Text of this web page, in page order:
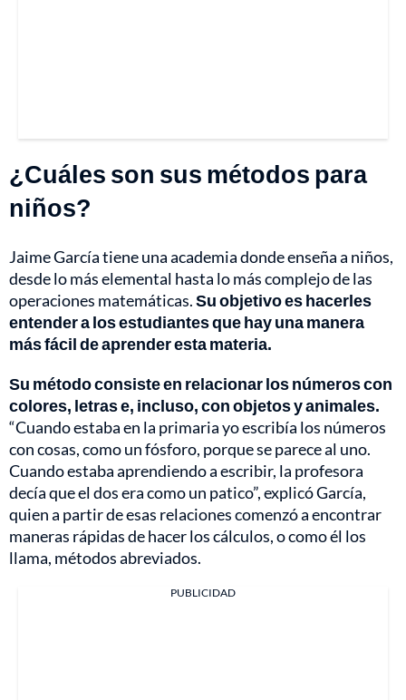
¿Cuáles son sus métodos para
niños?
Jaime García tiene una academia donde enseña a niños,
desde lo más elemental hasta lo más complejo de las
operaciones matemáticas.Su objetivo es hacerles
entender a los estudiantes que hay una manera
más fácil de aprender esta materia.
Su método consiste en relacionar los números con
colores, letras e, incluso, con objetos y animales.
“Cuando estaba en la primaria yo escribía los números
con cosas, como un fósforo, porque se parece al uno.
Cuando estaba aprendiendo a escribir, la profesora
decía que el dos era como un patico”, explicó García,
quien a partir de esas relaciones comenzó a encontrar
maneras rápidas de hacer los cálculos, o como él los
llama, métodos abreviados.
PUBLICIDAD